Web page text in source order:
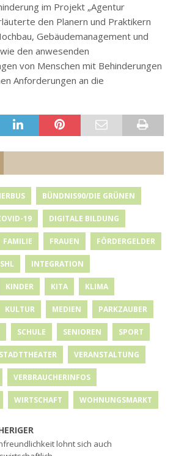
im Projekt „Agentur
den Planern und Praktikern
Gebäudemanagement und
den anwesenden
von Menschen mit Behinderungen
Anforderungen an die
BÜNDNIS90/DIE GRÜNEN
19 DIGITALE BILDUNG
FAMILIE FRAUEN FÖRDERGELDER
INTEGRATION
KINDER KITA KLIMA
KULTUR MEDIEN PARKZAUBER
SCHULE SENIOREN SPORT
STADTTHEATER VERANSTALTUNG
VERBRAUCHERINFOS
WIRTSCHAFT WOHNUNGSMARKT
lohnt sich auch